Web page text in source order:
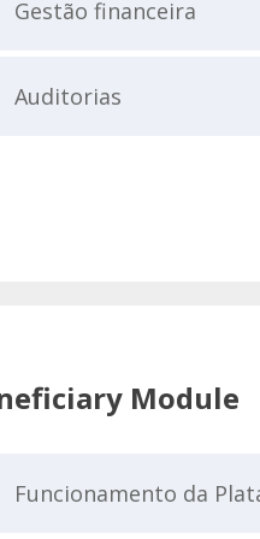
Gestão financeira
Auditorias
Module
Funcionamento da